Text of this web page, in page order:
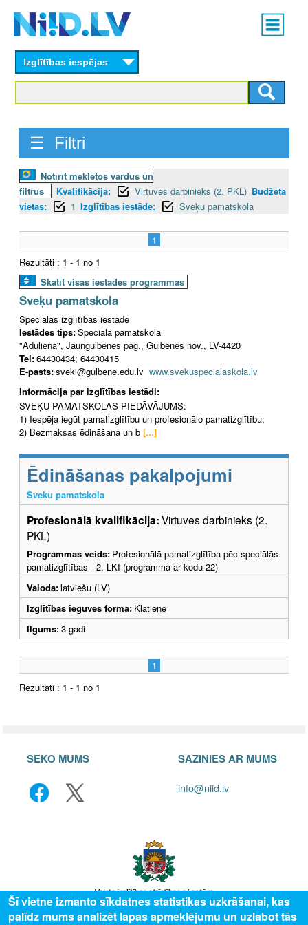
content
Main
menu
Izglītības iespējas
☰ Filtri
Notīrīt meklētos vārdus un
filtrus
Kvalifikācija: Virtuves darbinieks (2. PKL) Budžeta
vietas:
1 Izglītības iestāde: Sveķu pamatskola
1
Rezultāti : 1 - 1 no 1
Skatīt visas iestādes programmas
Sveķu pamatskola
Speciālās izglītības iestāde
Iestādes tips:Speciālā pamatskola
"Aduliena", Jaungulbenes pag., Gulbenes nov., LV-4420
Tel:64430434; 64430415
E-pasts:sveki@gulbene.edu.lv www.svekuspecialaskola.lv
Informācija par izglītības iestādi:
SVEĶU PAMATSKOLAS PIEDĀVĀJUMS:
1) Iespēja iegūt pamatizglītību un profesionālo pamatizglītību;
2) Bezmaksas ēdināšana un b [...]
Ēdināšanas pakalpojumi
Sveķu pamatskola
Profesionālā kvalifikācija:Virtuves darbinieks (2.
PKL)
Programmas veids: Profesionālā pamatizglītība pēc speciālās
pamatizglītības - 2. LKI (programma ar kodu 22)
Valoda:latviešu (LV)
Izglītības ieguves forma: Klātiene
Ilgums:3 gadi
1
Rezultāti : 1 - 1 no 1
SEKO MUMS SAZINIES AR MUMS
info@niid.lv
Šī vietne izmanto sīkdatnes statistikas uzkrāšanai, kas
palīdz mums analizēt lapas apmeklējumu un uzlabot tās